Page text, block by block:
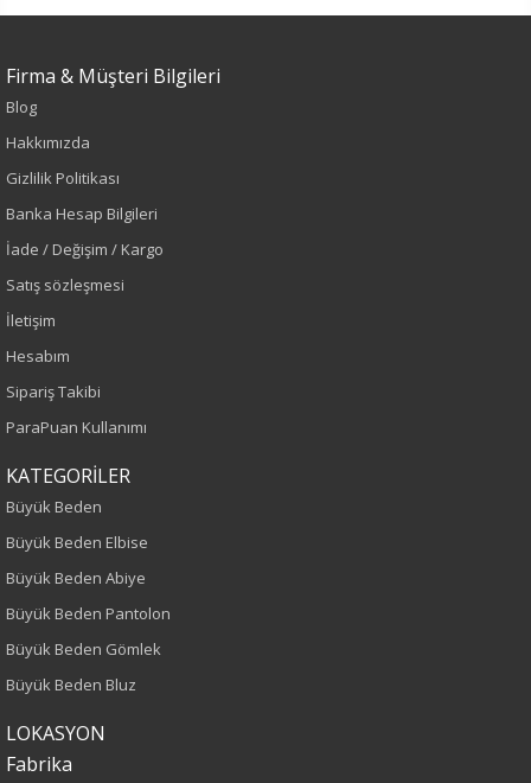
Sezon : YAZLIK
Renk
Sezon
Yaş Grubu
Yetişkin
Kalıp
Boy
Kumaş Tipi
Dokuma
Desen
Firma & Müşteri Bilgileri
Blog
Hakkımızda
Gizlilik Politikası
Banka Hesap Bilgileri
İade / Değişim / Kargo
Satış sözleşmesi
İletişim
Hesabım
Sipariş Takibi
ParaPuan Kullanımı
KATEGORİLER
Büyük Beden
Büyük Beden Elbise
Büyük Beden Abiye
Büyük Beden Pantolon
Büyük Beden Gömlek
Büyük Beden Bluz
LOKASYON
Fabrika